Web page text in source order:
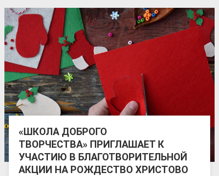
«ШКОЛА ДОБРОГО
ТВОРЧЕСТВА» ПРИГЛАШАЕТ К
УЧАСТИЮ В БЛАГОТВОРИТЕЛЬНОЙ
АКЦИИ НА РОЖДЕСТВО ХРИСТОВО